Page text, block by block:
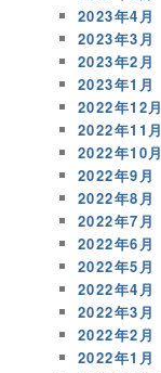
2023年4月
2023年3月
2023年2月
2023年1月
2022年12月
2022年11月
2022年10月
2022年9月
2022年8月
2022年7月
2022年6月
2022年5月
2022年4月
2022年3月
2022年2月
2022年1月